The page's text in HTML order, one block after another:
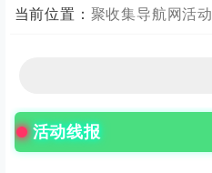
当前位置： 聚收集导航网活
活动线报